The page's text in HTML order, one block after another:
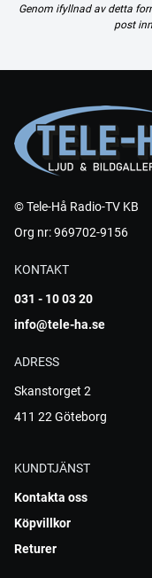
Genom ifyllnad av detta
post
© Tele-Hå Radio-TV KB
Org nr: 969702-9156
KONTAKT
031 - 10 03 20
info@tele-ha.se
ADRESS
Skanstorget 2
411 22 Göteborg
KUNDTJÄNST
Kontakta oss
Köpvillkor
Returer